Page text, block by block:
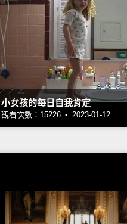
小女孩的每日自我肯定
觀看次數：15226 • 2023-01-12